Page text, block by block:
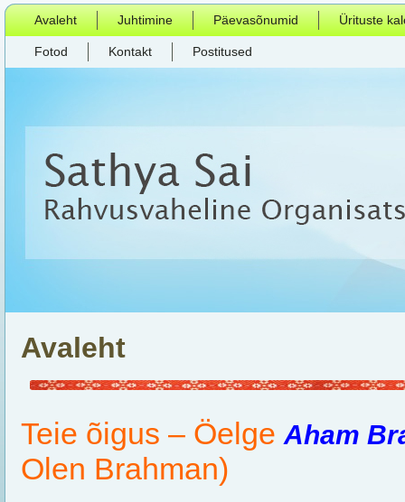
Avaleht Juhtimine Päevasõnumid Ürituste
Fotod Kontakt Postitused
Avaleht
Teie õigus – Öelge Aham
Olen Brahman)